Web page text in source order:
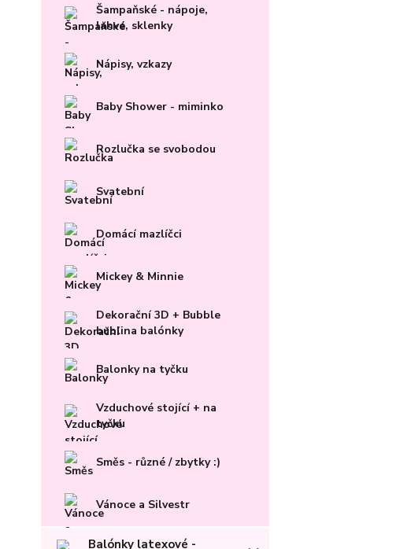
Šampaňské - nápoje,
lahve, sklenky
Nápisy, vzkazy
Baby Shower - miminko
Rozlučka se svobodou
Svatební
Domácí mazlíčci
Mickey & Minnie
Dekorační 3D + Bubble
bublina balónky
Balonky na tyčku
Vzduchové stojící + na
tyčku
Směs - různé / zbytky :)
Vánoce a Silvestr
Balónky latexové -